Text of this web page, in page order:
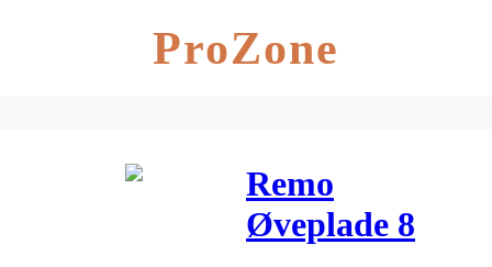
ProZone
Remo
Øveplade 8